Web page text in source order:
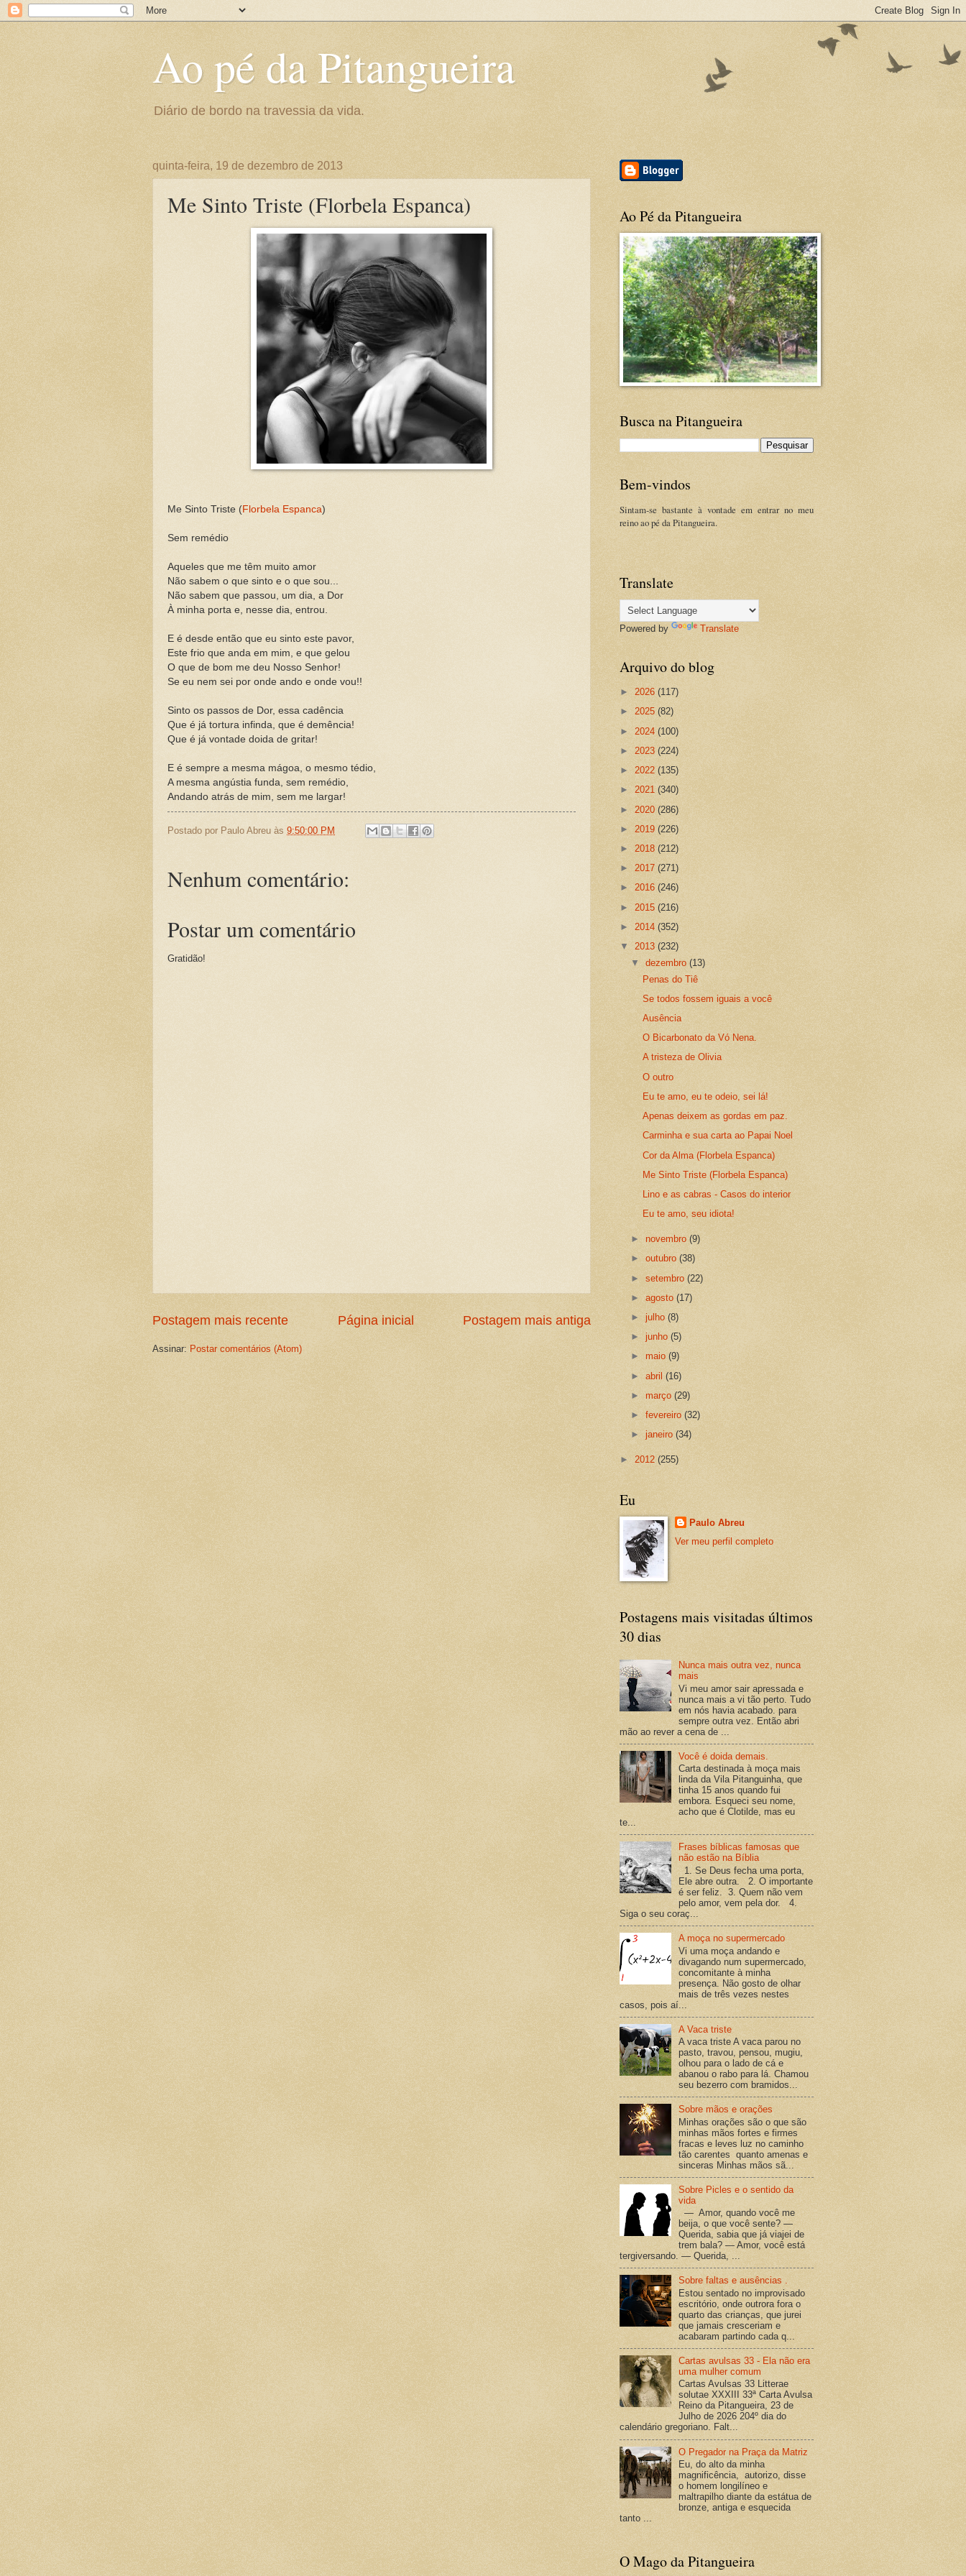
Ao pé da Pitangueira
Diário de bordo na travessia da vida.
quinta-feira, 19 de dezembro de 2013
Me Sinto Triste (Florbela Espanca)
Me Sinto Triste (Florbela Espanca)
Sem remédio
Aqueles que me têm muito amor
Não sabem o que sinto e o que sou...
Não sabem que passou, um dia, a Dor
À minha porta e, nesse dia, entrou.
E é desde então que eu sinto este pavor,
Este frio que anda em mim, e que gelou
O que de bom me deu Nosso Senhor!
Se eu nem sei por onde ando e onde vou!!
Sinto os passos de Dor, essa cadência
Que é já tortura infinda, que é demência!
Que é já vontade doida de gritar!
E é sempre a mesma mágoa, o mesmo tédio,
A mesma angústia funda, sem remédio,
Andando atrás de mim, sem me largar!
Postado por Paulo Abreu às 9:50:00 PM
Nenhum comentário:
Postar um comentário
Gratidão!
Postagem mais recente Postagem mais antiga
Página inicial
Assinar: Postar comentários (Atom)
Ao Pé da Pitangueira
Busca na Pitangueira
Bem-vindos
Sintam-se bastante à vontade em entrar no meu
reino ao pé da Pitangueira.
Translate
Powered by Translate
Arquivo do blog
► 2026 (117)
► 2025 (82)
► 2024 (100)
► 2023 (224)
► 2022 (135)
► 2021 (340)
► 2020 (286)
► 2019 (226)
► 2018 (212)
► 2017 (271)
► 2016 (246)
► 2015 (216)
► 2014 (352)
▼ 2013 (232)
▼dezembro(13)
Penas do Tiê
Se todos fossem iguais a você
Ausência
O Bicarbonato da Vó Nena.
A tristeza de Olivia
O outro
Eu te amo, eu te odeio, sei lá!
Apenas deixem as gordas em paz.
Carminha e sua carta ao Papai Noel
Cor da Alma (Florbela Espanca)
Me Sinto Triste (Florbela Espanca)
Lino e as cabras - Casos do interior
Eu te amo, seu idiota!
►novembro(9)
►outubro(38)
►setembro(22)
►agosto(17)
► julho(8)
► junho(5)
►maio(9)
►abril(16)
►março(29)
►fevereiro(32)
►janeiro(34)
► 2012 (255)
Eu
Paulo Abreu
Ver meu perfil completo
Postagens mais visitadas últimos
30 dias
Nunca mais outra vez, nunca
mais
Vi meu amor sair apressada e
nunca mais a vi tão perto. Tudo
em nós havia acabado. para
sempre outra vez. Então abri
mão ao rever a cena de ...
Você é doida demais.
Carta destinada à moça mais
linda da Vila Pitanguinha, que
tinha 15 anos quando fui
embora. Esqueci seu nome,
acho que é Clotilde, mas eu
te...
Frases bíblicas famosas que
não estão na Bíblia
1. Se Deus fecha uma porta,
Ele abre outra. 2. O importante
é ser feliz. 3. Quem não vem
pelo amor, vem pela dor. 4.
Siga o seu coraç...
A moça no supermercado
Vi uma moça andando e
divagando num supermercado,
concomitante à minha
presença. Não gosto de olhar
mais de três vezes nestes
casos, pois aí...
A Vaca triste
A vaca triste A vaca parou no
pasto, travou, pensou, mugiu,
olhou para o lado de cá e
abanou o rabo para lá. Chamou
seu bezerro com bramidos...
Sobre mãos e orações
Minhas orações são o que são
minhas mãos fortes e firmes
fracas e leves luz no caminho
tão carentes quanto amenas e
sinceras Minhas mãos sã...
Sobre Picles e o sentido da
vida
— Amor, quando você me
beija, o que você sente? —
Querida, sabia que já viajei de
trem bala? — Amor, você está
tergiversando. — Querida, ...
Sobre faltas e ausências .
Estou sentado no improvisado
escritório, onde outrora fora o
quarto das crianças, que jurei
que jamais cresceriam e
acabaram partindo cada q...
Cartas avulsas 33 - Ela não era
uma mulher comum
Cartas Avulsas 33 Litterae
solutae XXXIII 33ª Carta Avulsa
Reino da Pitangueira, 23 de
Julho de 2026 204º dia do
calendário gregoriano. Falt...
O Pregador na Praça da Matriz
Eu, do alto da minha
magnificência, autorizo, disse
o homem longilíneo e
maltrapilho diante da estátua de
bronze, antiga e esquecida
tanto ...
O Mago da Pitangueira